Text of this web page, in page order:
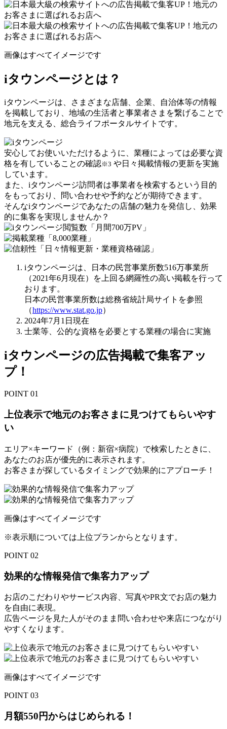
画像はすべてイメージです
iタウンページとは？
iタウンページは、さまざまな店舗、企業、自治体等の情報
を掲載しており、地域の生活者と事業者さまを繋げることで
地元を支える、 総合ライフポータルサイト です。
安心してお使いいただけるように、業種によっては必要な資
格を有していることの確認※3 や日々掲載情報の更新を実施
しています。
また、iタウンページ訪問者は事業者を検索するという目的
をもっており、問い合わせや予約などが期待できます。
そんなiタウンページであなたの店舗の魅力を発信し、効果
的に集客を実現しませんか？
iタウンページは、日本の民営事業所数516万事業所
（2021年6月現在）を上回る網羅性の高い掲載を行って
おります。
日本の民営事業所数は総務省統計局サイトを参照
（https://www.stat.go.jp）
2024年7月1日現在
士業等、公的な資格を必要とする業種の場合に実施
iタウンページの広告掲載で集客アッ
プ！
POINT 01
上位表示で地元のお客さまに 見つけてもらいやす
い
エリア×キーワード（例：新宿×病院）で検索したときに、
あなたのお店が優先的に表示されます。
お客さまが探しているタイミングで効果的にアプローチ！
画像はすべてイメージです
※表示順については上位プランからとなります。
POINT 02
効果的な情報発信で集客力アップ
お店のこだわりやサービス内容、写真やPR文でお店の魅力
を自由に表現。
広告ページを見た人がそのまま問い合わせや来店につながり
やすくなります。
画像はすべてイメージです
POINT 03
月額550円からはじめられる！